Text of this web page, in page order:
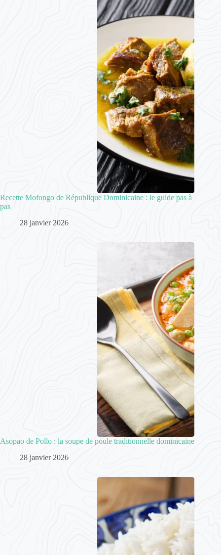
Recette Mofongo de République Dominicaine : le guide pas à
pas
28 janvier 2026
Asopao de Pollo : la soupe de poule traditionnelle dominicaine
28 janvier 2026